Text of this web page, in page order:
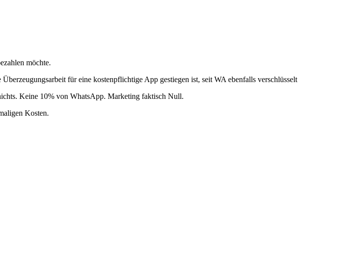
möchte.
für eine kostenpflichtige App gestiegen ist, seit WA ebenfalls verschlüsselt
Keine 10% von WhatsApp. Marketing faktisch Null.
Kosten.